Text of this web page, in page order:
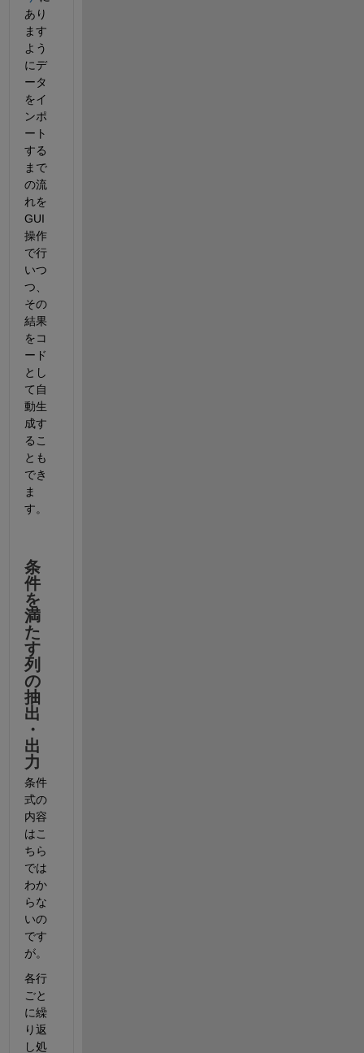
あり
ます
よう
にデ
ータ
をイ
ンポ
ート
する
まで
の流
れを
GUI
操作
で行
いつ
つ、
その
結果
をコ
ード
とし
て自
動生
成す
るこ
とも
でき
ま
す。
条
件
を
満
た
す
列
の
抽
出
・
出
力
条件
式の
内容
はこ
ちら
では
わか
らな
いの
です
が。
各行
ごと
に繰
り返
し処